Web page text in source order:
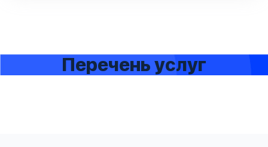
Перечень услуг